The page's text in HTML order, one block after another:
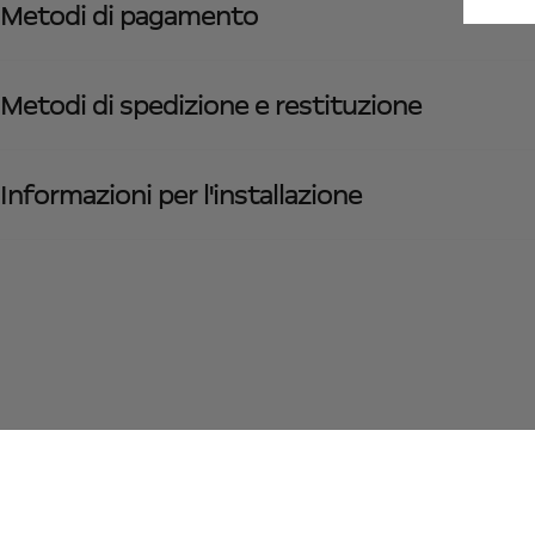
Metodi di pagamento
Metodi di spedizione e restituzione
Informazioni per l'installazione